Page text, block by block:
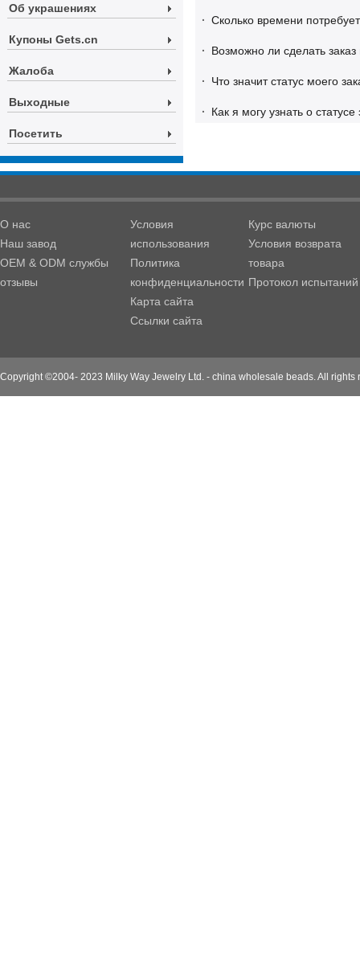
Об украшениях
Купоны Gets.cn
Жалоба
Выходные
Посетить
· Сколько времени
· Возможно ли сделать
· Что значит статус моего
· Как я могу узнать о
О нас
Наш завод
OEM & ODM службы
отзывы
Условия
использования
Политика
конфиденциальности
Карта сайта
Ссылки сайта
Курс валюты
Условия возврата
товара
Протокол испытаний
Copyright ©2004- 2023 Milky Way Jewelry Ltd. - china wholesale beads. All rights